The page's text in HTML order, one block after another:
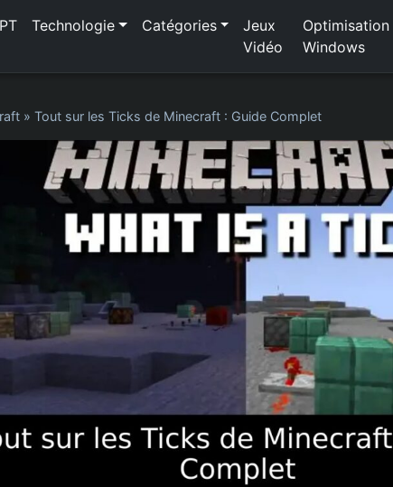
Technologie Catégories
Jeux
Vidéo
Optimisation
Windows
» Tout sur les Ticks de Minecraft : Guide Complet